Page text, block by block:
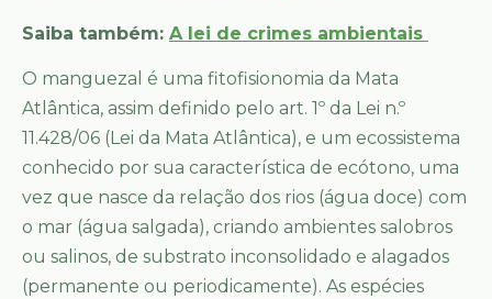
Saiba também: A lei de crimes ambientais
O manguezal é uma fitofisionomia da Mata
Atlântica, assim definido pelo art. 1º da Lei n.º
11.428/06 (Lei da Mata Atlântica), e um ecossistema
conhecido por sua característica de ecótono, uma
vez que nasce da relação dos rios (água doce) com
o mar (água salgada), criando ambientes salobros
ou salinos, de substrato inconsolidado e alagados
(permanente ou periodicamente). As espécies